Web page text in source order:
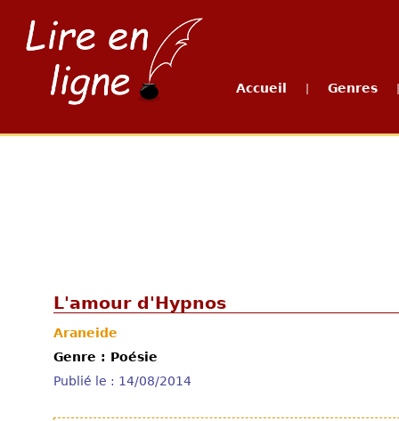
Accueil Genres
L'amour d'Hypnos
Araneide
Genre : Poésie
Publié le : 14/08/2014